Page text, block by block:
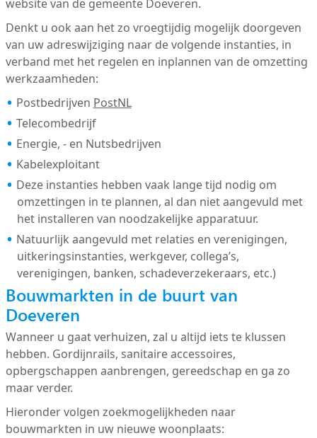
website van de gemeente Doeveren.
Denkt u ook aan het zo vroegtijdig mogelijk doorgeven
van uw adreswijziging naar de volgende instanties, in
verband met het regelen en inplannen van de omzetting
werkzaamheden:
Postbedrijven PostNL
Telecombedrijf
Energie, - en Nutsbedrijven
Kabelexploitant
Deze instanties hebben vaak lange tijd nodig om
omzettingen in te plannen, al dan niet aangevuld met
het installeren van noodzakelijke apparatuur.
Natuurlijk aangevuld met relaties en verenigingen,
uitkeringsinstanties, werkgever, collega’s,
verenigingen, banken, schadeverzekeraars, etc.)
Bouwmarkten in de buurt van
Doeveren
Wanneer u gaat verhuizen, zal u altijd iets te klussen
hebben. Gordijnrails, sanitaire accessoires,
opbergschappen aanbrengen, gereedschap en ga zo
maar verder.
Hieronder volgen zoekmogelijkheden naar
bouwmarkten in uw nieuwe woonplaats: